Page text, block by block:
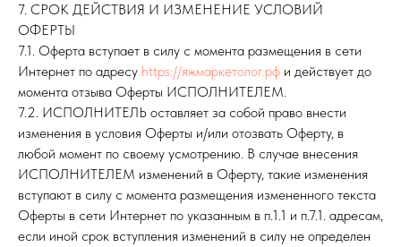
7. СРОК ДЕЙСТВИЯ И ИЗМЕНЕНИЕ УСЛОВИЙ
ОФЕРТЫ
7.1. Оферта вступает в силу с момента размещения в сети
Интернет по адресу https://яжмаркетолог.рф и действует до
момента отзыва Оферты ИСПОЛНИТЕЛЕМ.
7.2. ИСПОЛНИТЕЛЬ оставляет за собой право внести
изменения в условия Оферты и/или отозвать Оферту, в
любой момент по своему усмотрению. В случае внесения
ИСПОЛНИТЕЛЕМ изменений в Оферту, такие изменения
вступают в силу с момента размещения измененного текста
Оферты в сети Интернет по указанным в п.1.1 и п.7.1. адресам,
если иной срок вступления изменений в силу не определен